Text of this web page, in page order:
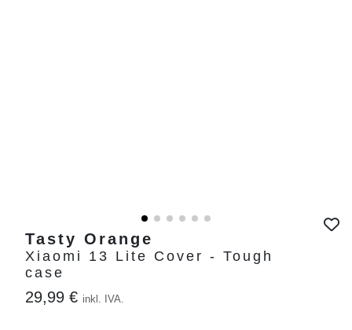
Tasty Orange
Xiaomi 13 Lite Cover - Tough
case
29,99 € inkl. IVA.